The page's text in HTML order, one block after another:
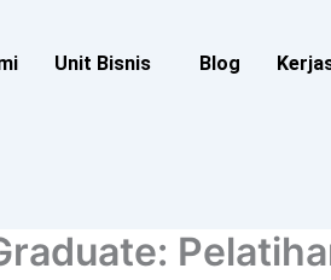
Unit Bisnis Blog